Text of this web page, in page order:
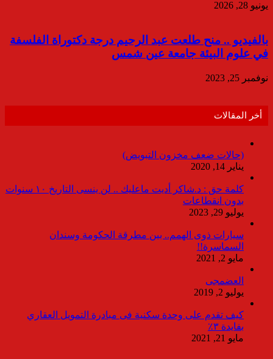
يونيو 28, 2026
بالفيديو .. منح طلعت عبد الرحيم درجة دكتوراة الفلسفة
في علوم البيئة جامعة عين شمس
نوفمبر 25, 2023
أخر المقالات
(حالات ضعف مخزون التبويض)
يناير 14, 2020
كلمة حق : د.شاكر أديت ماعليك .. لن ينسى التاريخ ١٠ سنوات
بدون انقطاعات
يوليو 29, 2023
سيارات ذوى الهمم.. بين مطرقة الحكومة وسندان
السماسرة!!
مايو 2, 2021
العضمجى
يوليو 2, 2019
كيف تقدم على وحدة سكنية فى مبادرة التمويل العقاري
بفايدة ٣٪
مايو 21, 2021